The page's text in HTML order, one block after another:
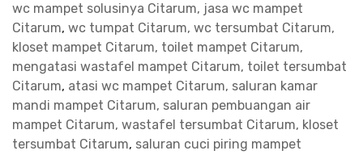
wc mampet solusinya Citarum, jasa wc mampet
Citarum, wc tumpat Citarum, wc tersumbat Citarum,
kloset mampet Citarum, toilet mampet Citarum,
mengatasi wastafel mampet Citarum, toilet tersumbat
Citarum, atasi wc mampet Citarum, saluran kamar
mandi mampet Citarum, saluran pembuangan air
mampet Citarum, wastafel tersumbat Citarum, kloset
tersumbat Citarum, saluran cuci piring mampet